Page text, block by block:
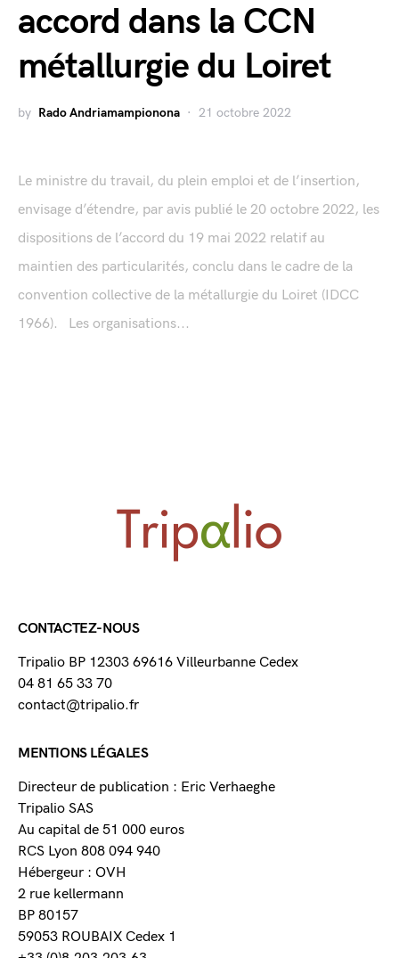
accord dans la CCN
métallurgie du Loiret
by Rado Andriamampionona 21 octobre 2022
Le ministre du travail, du plein emploi et de l’insertion,
envisage d’étendre, par avis publié le 20 octobre 2022, les
dispositions de l’accord du 19 mai 2022 relatif au
maintien des particularités, conclu dans le cadre de la
convention collective de la métallurgie du Loiret (IDCC
1966). Les organisations...
CONTACTEZ-NOUS
Tripalio BP 12303 69616 Villeurbanne Cedex
04 81 65 33 70
contact@tripalio.fr
MENTIONS LÉGALES
Directeur de publication : Eric Verhaeghe
Tripalio SAS
Au capital de 51 000 euros
RCS Lyon 808 094 940
Hébergeur : OVH
2 rue kellermann
BP 80157
59053 ROUBAIX Cedex 1